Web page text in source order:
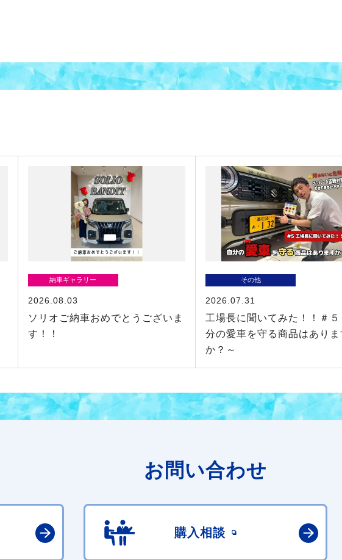
納車ギャラリー
2026.08.03
ソリオご納車おめでとうございま
す！！
その他
2026.07.31
工場長に聞いてみた！！＃
分の愛車を守る商品はあり
か？～
お問い合わせ
購入相談